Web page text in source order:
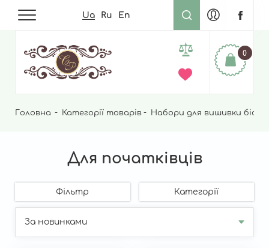
Ua Ru En
0
Рядок
Головна Категорії товарів Набори для вишивки
Для початківців
Фільтр Категорії